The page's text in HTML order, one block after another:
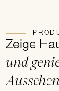
Zeige
und
Aussehen